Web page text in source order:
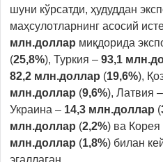
шуни кўрсатди, ҳудуддан
маҳсулотларнинг асосий
млн.доллар миқдорида
(25,8%), Туркия – 93,1 млн.
82,2 млн.доллар (19,6%),
млн.доллар (9,6%), Латвия –
Украина – 14,3 млн.доллар (
млн.доллар (2,2%) ва Корея
млн.доллар (1,8%) билан
эгаллаган.